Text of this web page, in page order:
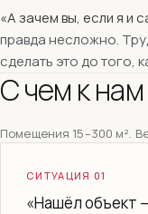
«А зачем вы, если я и
правда несложно.
сделать это до того,
С чем к
Помещения 15–300 м².
СИТУАЦИЯ 01
«Нашёл объект